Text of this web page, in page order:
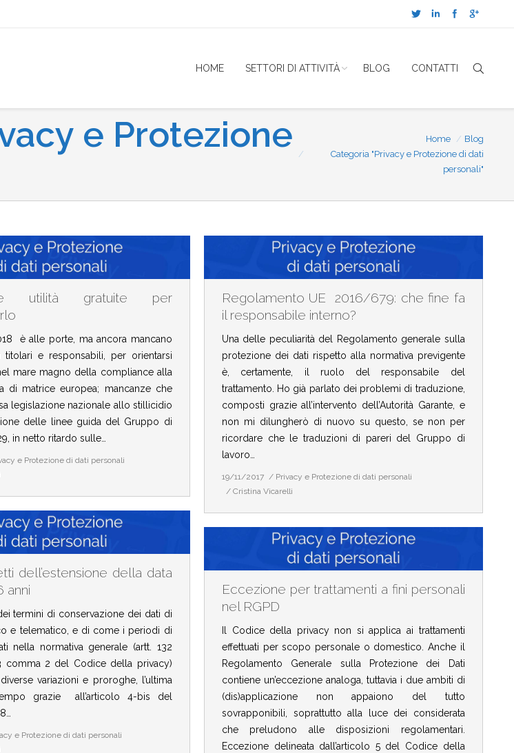
HOME SETTORI DI ATTIVITÀ BLOG CONTATTI
e Protezione
Home
Blog
Categoria "Privacy e Protezione di dati
personali"
utilità gratuite per
è alle porte, ma ancora mancano
titolari e responsabili, per orientarsi
mare magno della compliance alla
di matrice europea; mancanze che
legislazione nazionale allo stillicidio
delle linee guida del Gruppo di
in netto ritardo sulle…
e Protezione di dati personali
Regolamento UE 2016/679: che fine fa
il responsabile interno?
Una delle peculiarità del Regolamento generale sulla
protezione dei dati rispetto alla normativa previgente
è, certamente, il ruolo del responsabile del
trattamento. Ho già parlato dei problemi di traduzione,
composti grazie all’intervento dell’Autorità Garante, e
non mi dilungherò di nuovo su questo, se non per
ricordare che le traduzioni di pareri del Gruppo di
lavoro…
19/11/2017
Privacy e Protezione di dati personali
Cristina Vicarelli
dell’estensione della data
anni
termini di conservazione dei dati di
e telematico, e di come i periodi di
nella normativa generale (artt. 132
comma 2 del Codice della privacy)
variazioni e proroghe, l’ultima
grazie all’articolo 4-bis del
e Protezione di dati personali
Eccezione per trattamenti a fini personali
nel RGPD
Il Codice della privacy non si applica ai trattamenti
effettuati per scopo personale o domestico. Anche il
Regolamento Generale sulla Protezione dei Dati
contiene un’eccezione analoga, tuttavia i due ambiti di
(dis)applicazione non appaiono del tutto
sovrapponibili, soprattutto alla luce dei considerata
che preludono alle disposizioni regolamentari.
Eccezione delineata dall’articolo 5 del Codice della